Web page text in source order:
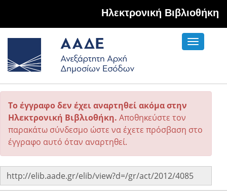
Hλεκτρονική Βιβλιοθήκη
Toggle
Το έγγραφο δεν έχει αναρτηθεί ακόμα στην
Ηλεκτρονική Βιβλιοθήκη. Αποθηκεύστε τον
παρακάτω σύνδεσμο ώστε να έχετε πρόσβαση στο
έγγραφο αυτό όταν αναρτηθεί.